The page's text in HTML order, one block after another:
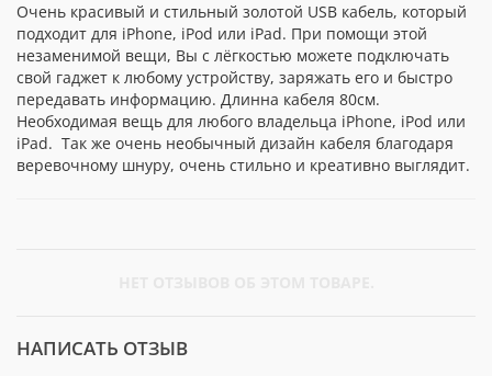
Очень красивый и стильный золотой USB кабель, который
подходит для iPhone, iPod или iPad. При помощи этой
незаменимой вещи, Вы с лёгкостью можете подключать
свой гаджет к любому устройству, заряжать его и быстро
передавать информацию. Длинна кабеля 80см.
Необходимая вещь для любого владельца iPhone, iPod или
iPad. Так же очень необычный дизайн кабеля благодаря
веревочному шнуру, очень стильно и креативно выглядит.
НАПИСАТЬ ОТЗЫВ